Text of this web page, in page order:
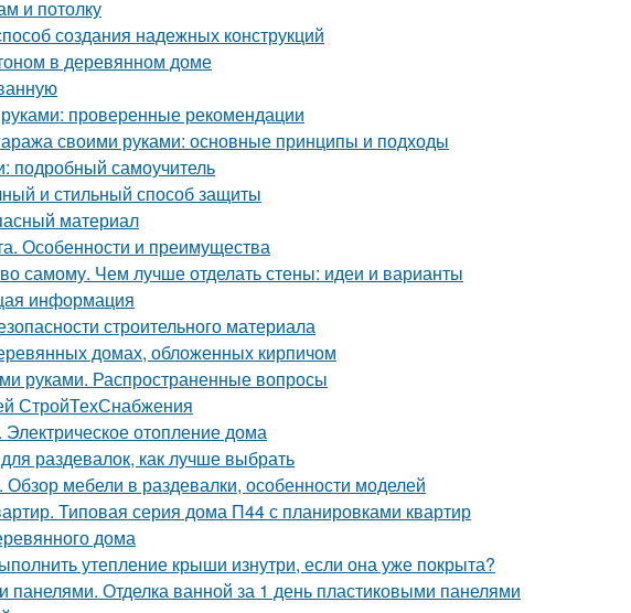
и потолку
создания надежных конструкций
в деревянном доме
проверенные рекомендации
своими руками: основные принципы и подходы
подробный самоучитель
и стильный способ защиты
материал
Особенности и преимущества
самому. Чем лучше отделать стены: идеи и варианты
информация
строительного материала
домах, обложенных кирпичом
руками. Распространенные вопросы
СтройТехСнабжения
отопление дома
раздевалок, как лучше выбрать
мебели в раздевалки, особенности моделей
Типовая серия дома П44 с планировками квартир
дома
утепление крыши изнутри, если она уже покрыта?
панелями. Отделка ванной за 1 день пластиковыми панелями